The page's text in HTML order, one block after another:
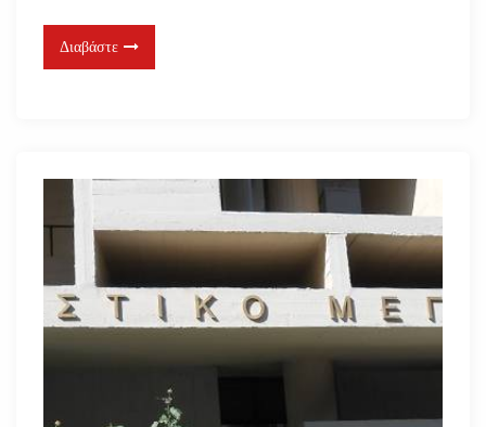
Διαβάστε